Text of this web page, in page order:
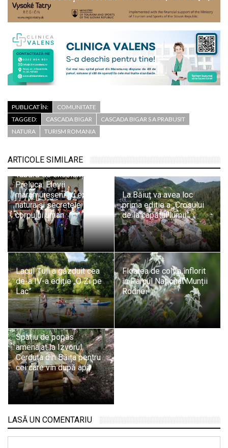
PUBLICAT ÎN:
COMUNITATE
TAGGED:
CASCADA BIGAR
CASCADA BIGAR S A PRABUSIT
NATURA
TURISM ROMANIA
ARTICOLE SIMILARE
Tabără de excelență în
Preluca: Elevii
maramureșeni au explorat
natura și secretele
corpului uman
La Băiuț va avea loc
prima ediție a „Crosului
de la capătul lumii”
Lacul Țuli a găzduit cea
de-a IV-a ediție „O Zi pe
Lac”
Floarea de colț a înflorit
în Parcul Național Munții
Rodnei
Spațiu de popas
amenajat la Izvorul
Cerduța din Băița pentru
cei care vin după apă
LASĂ UN COMENTARIU